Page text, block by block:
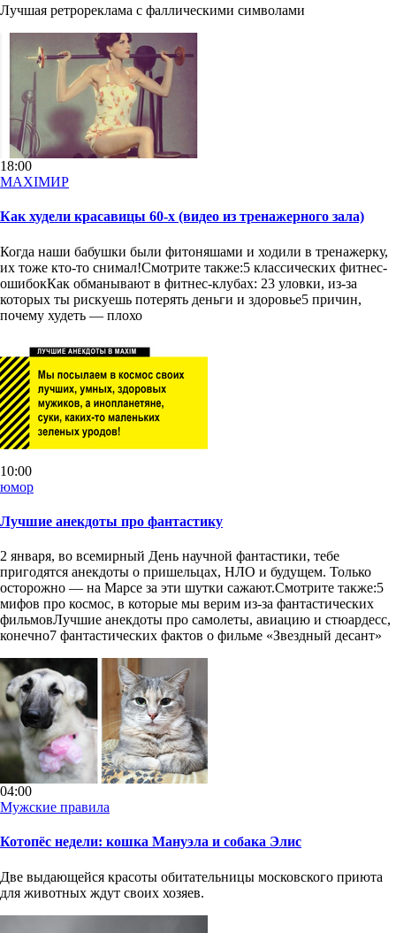
Лучшая ретрореклама с фаллическими символами
18:00
MAXIMИР
Как худели красавицы 60-х (видео из тренажерного зала)
Когда наши бабушки были фитоняшами и ходили в тренажерку,
их тоже кто-то снимал!Смотрите также:5 классических фитнес-
ошибокКак обманывают в фитнес-клубах: 23 уловки, из-за
которых ты рискуешь потерять деньги и здоровье5 причин,
почему худеть — плохо
10:00
юмор
Лучшие анекдоты про фантастику
2 января, во всемирный День научной фантастики, тебе
пригодятся анекдоты о пришельцах, НЛО и будущем. Только
осторожно — на Марсе за эти шутки сажают.Смотрите также:5
мифов про космос, в которые мы верим из-за фантастических
фильмовЛучшие анекдоты про самолеты, авиацию и стюардесс,
конечно7 фантастических фактов о фильме «Звездный десант»
04:00
Мужские правила
Котопёс недели: кошка Мануэла и собака Элис
Две выдающейся красоты обитательницы московского приюта
для животных ждут своих хозяев.